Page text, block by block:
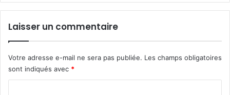
Laisser un commentaire
Votre adresse e-mail ne sera pas publiée. Les champs obligatoires
sont indiqués avec *